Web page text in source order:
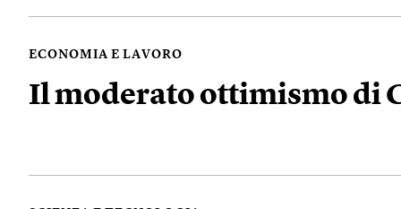
ECONOMIA E LAVORO
Il moderato ottimismo di